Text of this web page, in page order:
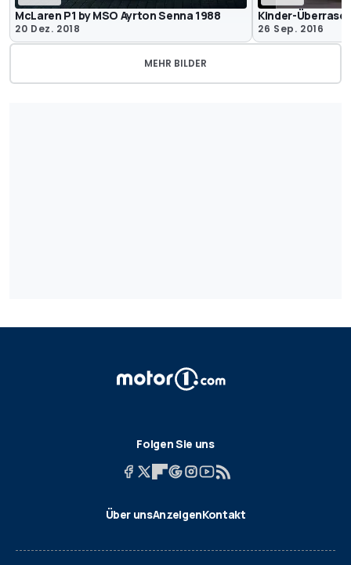
McLaren P1 by MSO Ayrton Senna 1988
20 Dez. 2018
Kinder-
26 Sep. 2016
MEHR BILDER
Folgen Sie uns
Über unsAnzeigenKontakt